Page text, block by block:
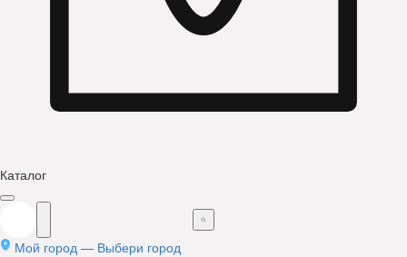
Каталог
Мой город — Выбери город